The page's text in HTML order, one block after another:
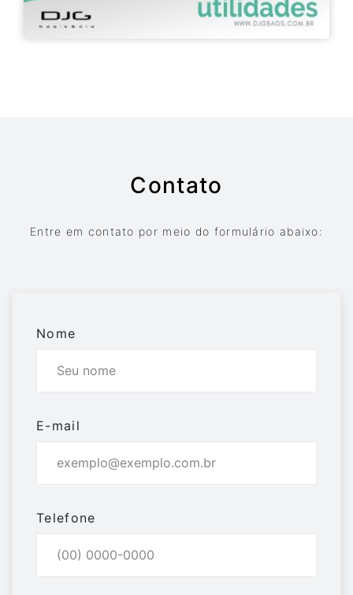
Contato
Entre em contato por meio do formulário abaixo:
Nome
E-mail
Telefone